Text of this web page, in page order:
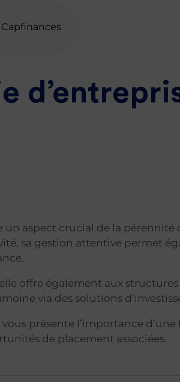
un aspect crucial de la pérennité
sa gestion attentive permet
offre également aux
via des solutions
présente l’importance
de placement associées.